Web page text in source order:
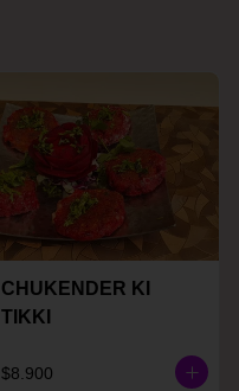
CHUKENDER KI
TIKKI
$8.900